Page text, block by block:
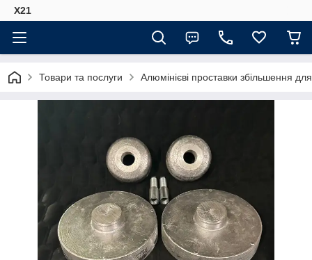
Х21
Товари та послуги Алюмінієві проставки збільшення